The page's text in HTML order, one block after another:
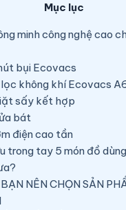
Mục lục
minh công nghệ cao
bụi Ecovacs
không khí Ecovacs
sấy kết hợp
bát
điện cao tần
trong tay 5 món đồ
NÊN CHỌN SẢN